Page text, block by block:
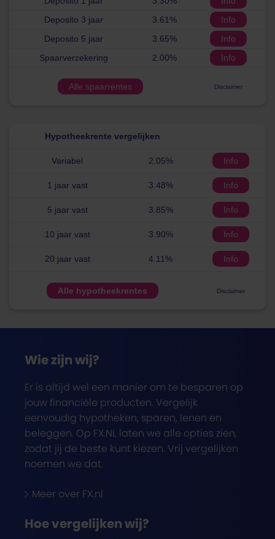
Deposito 3 jaar
3.61%
Info
Deposito 5 jaar
3.65%
Info
Spaarverzekering
2.00% Info
Alle spaarrentes Disclaimer
Hypotheekrente vergelijken
Variabel 2.05% Info
1 jaar vast 3.48% Info
5 jaar vast 3.85% Info
10 jaar vast 3.90% Info
20 jaar vast 4.11% Info
Alle hypotheekrentes Disclaimer
Wie zijn wij?
Er is altijd wel een manier om te besparen op
jouw financiële producten. Vergelijk
eenvoudig hypotheken, sparen, lenen en
beleggen. Op FX.NL laten we alle opties zien,
zodat jij de beste kunt kiezen. Vrij vergelijken
noemen we dat.
Meer over FX.nl
Hoe vergelijken wij?